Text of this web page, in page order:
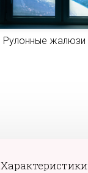
Рулонные жалюзи
Характеристики